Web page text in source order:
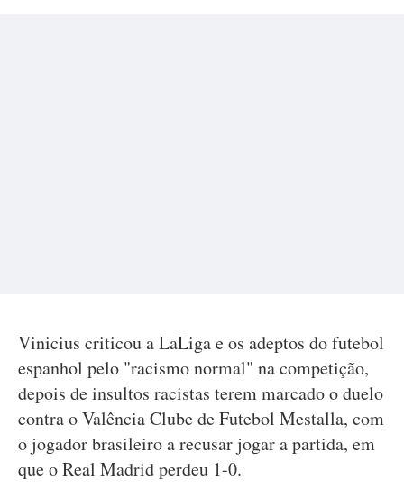
Vinicius criticou a LaLiga e os adeptos do futebol
espanhol pelo "racismo normal" na competição,
depois de insultos racistas terem marcado o duelo
contra o Valência Clube de Futebol Mestalla, com
o jogador brasileiro a recusar jogar a partida, em
que o Real Madrid perdeu 1-0.